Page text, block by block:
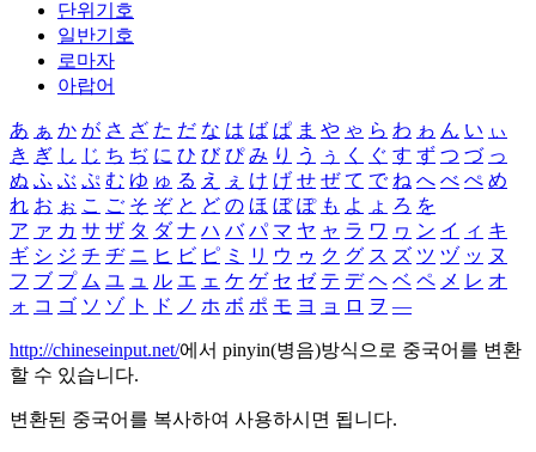
단위기호
일반기호
로마자
아랍어
あ ぁ か が さ ざ た だ な は ば ぱ ま や ゃ ら わ ゎ ん い ぃ
き ぎ し じ ち ぢ に ひ び ぴ み り う ぅ く ぐ す ず つ づ っ
ぬ ふ ぶ ぷ む ゆ ゅ る え ぇ け げ せ ぜ て で ね へ べ ぺ め
れ お ぉ こ ご そ ぞ と ど の ほ ぼ ぽ も よ ょ ろ を
ア ァ カ サ ザ タ ダ ナ ハ バ パ マ ヤ ャ ラ ワ ヮ ン イ ィ キ
ギ シ ジ チ ヂ ニ ヒ ビ ピ ミ リ ウ ゥ ク グ ス ズ ツ ヅ ッ ヌ
フ ブ プ ム ユ ュ ル エ ェ ケ ゲ セ ゼ テ デ ヘ ベ ペ メ レ オ
ォ コ ゴ ソ ゾ ト ド ノ ホ ボ ポ モ ヨ ョ ロ ヲ ―
http://chineseinput.net/에서 pinyin(병음)방식으로 중국어를 변환
할 수 있습니다.
변환된 중국어를 복사하여 사용하시면 됩니다.